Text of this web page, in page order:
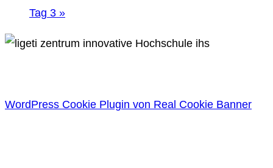
Tag 3 »
WordPress Cookie Plugin von Real Cookie Banner